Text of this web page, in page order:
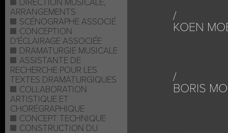
DIRECTION MUSICALE,
ARRANGEMENTS
SCÉNOGRAPHE ASSOCIÉ
CONCEPTION
D'ÉCLAIRAGE ASSOCIÉE
DRAMATURGIE MUSICALE
ASSISTANTE DE
RECHERCHE POUR LES
TEXTES DRAMATURGIQUES
COLLABORATION
ARTISTIQUE ET
CHORÉGRAPHIQUE
CONCEPT TECHNIQUE
CONSTRUCTION DU
KOEN
BORIS